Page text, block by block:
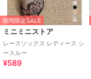
期間限定SALE
ミニミニストア
レースソックス レディース シ
ースルー
¥589